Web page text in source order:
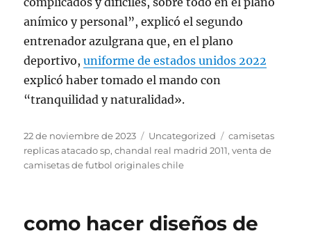
anímico y personal”, explicó el segundo
entrenador azulgrana que, en el plano
deportivo,uniforme de estados unidos 2022
explicó haber tomado el mando con
“tranquilidad y naturalidad».
Publicado
el
22 de noviembre de 2023 Categorías
Uncategorized Etiquetas
camisetas
replicas atacado sp,chandal real madrid 2011,venta de
camisetas de futbol originales chile
como hacer diseños de